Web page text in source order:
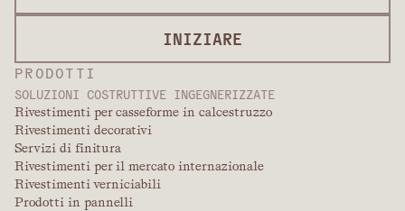
PRODOTTI
SOLUZIONI COSTRUTTIVE INGEGNERIZZATE
Rivestimenti per casseforme in calcestruzzo
Rivestimenti decorativi
Servizi di finitura
Rivestimenti per il mercato internazionale
Rivestimenti verniciabili
Prodotti in pannelli
INIZIARE